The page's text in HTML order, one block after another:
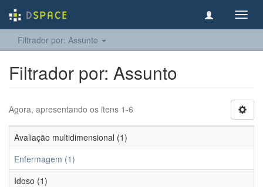
Filtrador por: Assunto
Filtrador por: Assunto
Agora, apresentando os itens 1-6
Avaliação multidimensional (1)
Enfermagem (1)
Idoso (1)